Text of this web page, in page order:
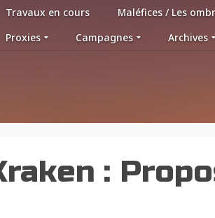
Travaux en cours Maléfices / Les
Proxies
Campagnes Archives
: